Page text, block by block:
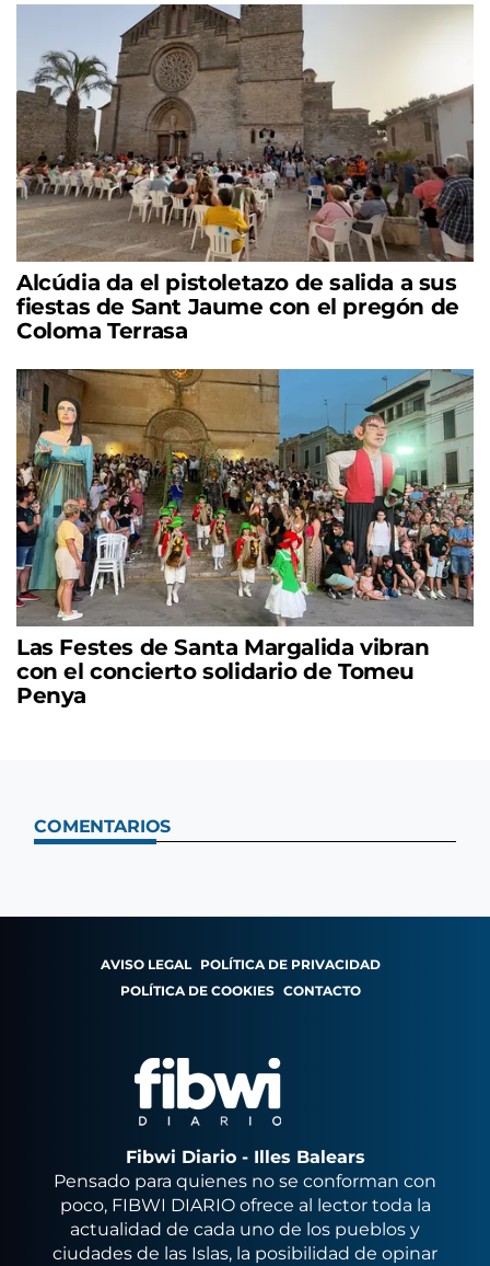
Alcúdia da el pistoletazo de salida a sus
fiestas de Sant Jaume con el pregón de
Coloma Terrasa
Las Festes de Santa Margalida vibran
con el concierto solidario de Tomeu
Penya
COMENTARIOS
AVISO LEGAL POLÍTICA DE PRIVACIDAD
POLÍTICA DE COOKIES CONTACTO
Fibwi Diario - Illes Balears
Pensado para quienes no se conforman con
poco, FIBWI DIARIO ofrece al lector toda la
actualidad de cada uno de los pueblos y
ciudades de las Islas, la posibilidad de opinar